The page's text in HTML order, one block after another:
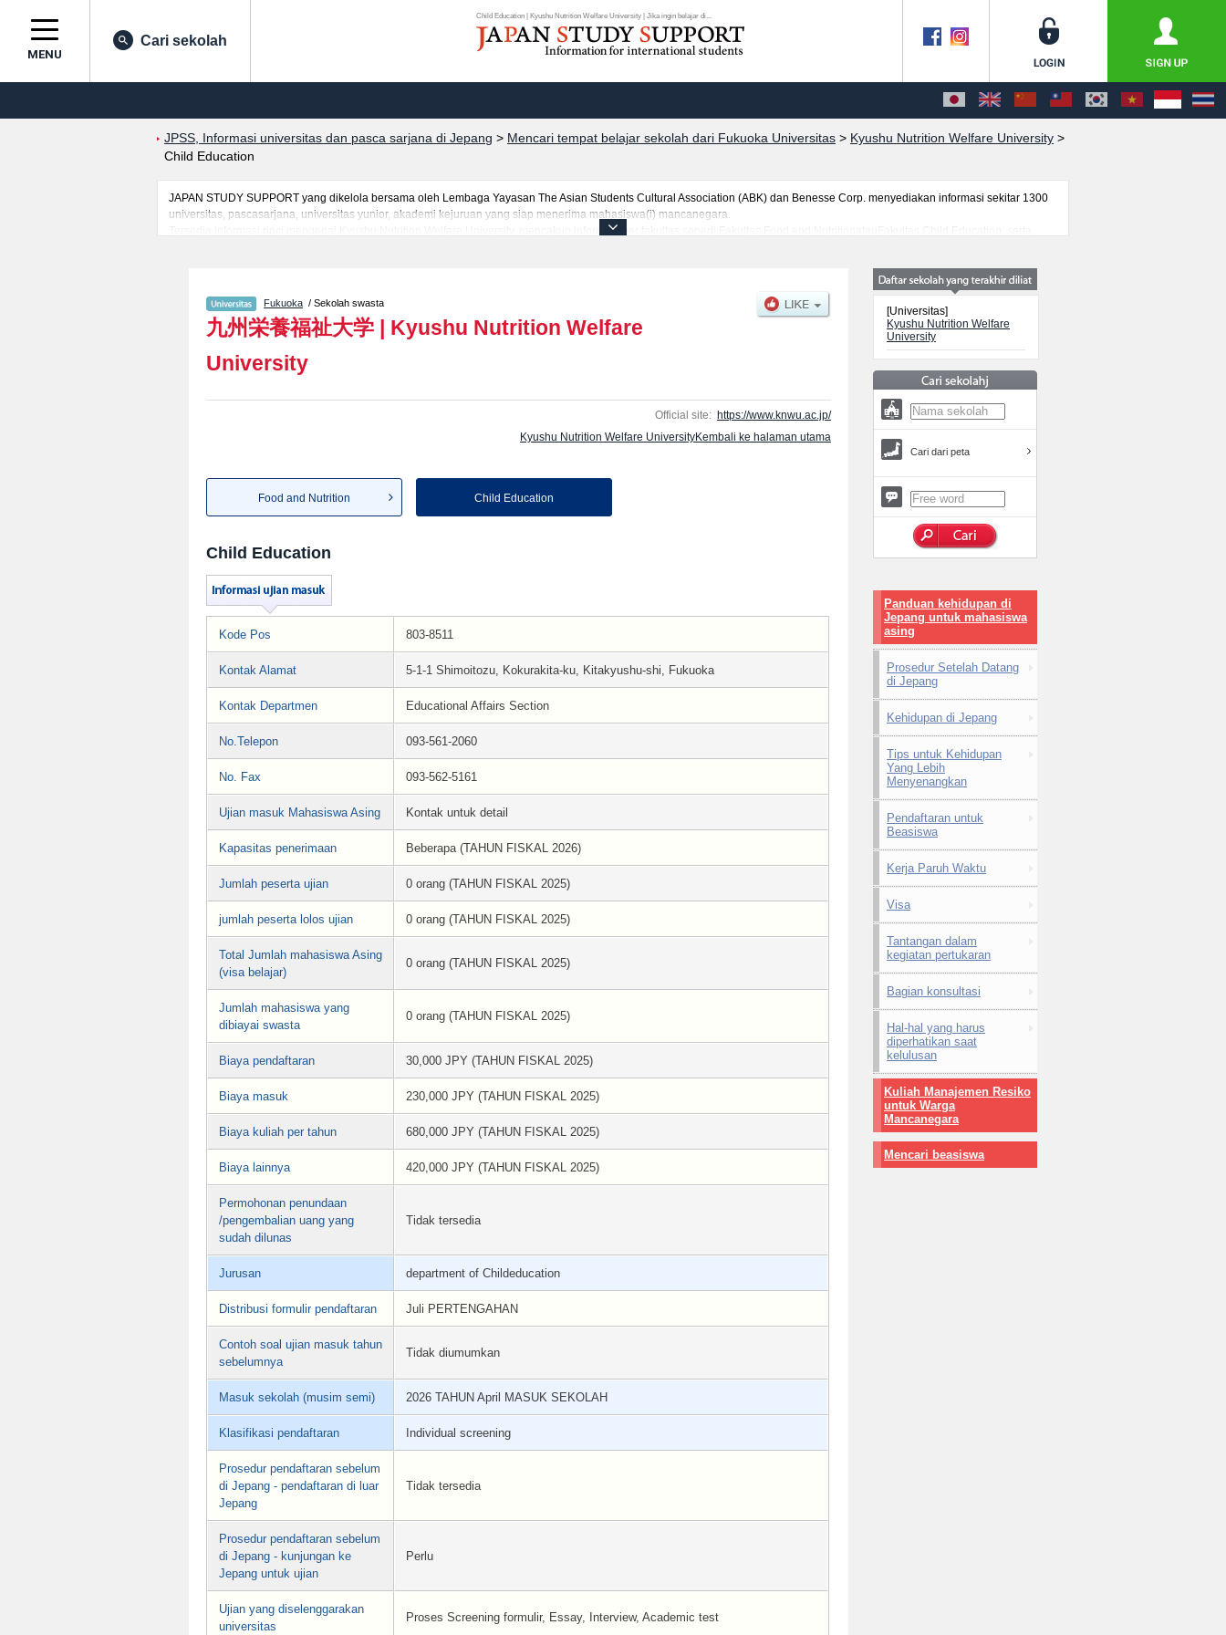
Child Education | Kyushu Nutrition Welfare University | Jika ingin belajar di...
MENU
Cari sekolah
JPSS, Informasi universitas dan pasca sarjana di Jepang > Mencari tempat belajar sekolah dari Fukuoka Universitas > Kyushu Nutrition Welfare University >
Child Education
JAPAN STUDY SUPPORT yang dikelola bersama oleh Lembaga Yayasan The Asian Students Cultural Association (ABK) dan Benesse Corp. menyediakan informasi sekitar 1300
universitas, pascasarjana, universitas yunior, akademi kejuruan yang siap menerima mahasiswa(i) mancanegara.
Tersedia informasi rinci mengenai Kyushu Nutrition Welfare University, mencakup informasi per fakultas seperti Fakultas Food and NutritionatauFakultas Child Education, serta
Fukuoka / Sekolah swasta
九州栄養福祉大学 | Kyushu Nutrition Welfare
University
Official site: https://www.knwu.ac.jp/
Kyushu Nutrition Welfare UniversityKembali ke halaman utama
Food and Nutrition Child Education
Child Education
Kode Pos 803-8511
Kontak Alamat 5-1-1 Shimoitozu, Kokurakita-ku, Kitakyushu-shi, Fukuoka
Kontak Departmen Educational Affairs Section
No.Telepon 093-561-2060
No. Fax 093-562-5161
Ujian masuk Mahasiswa Asing Kontak untuk detail
Kapasitas penerimaan Beberapa (TAHUN FISKAL 2026)
Jumlah peserta ujian 0 orang (TAHUN FISKAL 2025)
jumlah peserta lolos ujian 0 orang (TAHUN FISKAL 2025)
Total Jumlah mahasiswa Asing
(visa belajar)
0 orang (TAHUN FISKAL 2025)
Jumlah mahasiswa yang
dibiayai swasta
0 orang (TAHUN FISKAL 2025)
Biaya pendaftaran 30,000 JPY (TAHUN FISKAL 2025)
Biaya masuk 230,000 JPY (TAHUN FISKAL 2025)
Biaya kuliah per tahun 680,000 JPY (TAHUN FISKAL 2025)
Biaya lainnya 420,000 JPY (TAHUN FISKAL 2025)
Permohonan penundaan
/pengembalian uang yang
sudah dilunas
Tidak tersedia
Jurusan department of Childeducation
Distribusi formulir pendaftaran Juli PERTENGAHAN
Contoh soal ujian masuk tahun
sebelumnya
Tidak diumumkan
Masuk sekolah (musim semi) 2026 TAHUN April MASUK SEKOLAH
Klasifikasi pendaftaran Individual screening
Prosedur pendaftaran sebelum
di Jepang - pendaftaran di luar
Jepang
Tidak tersedia
Prosedur pendaftaran sebelum
di Jepang - kunjungan ke
Jepang untuk ujian
Perlu
Ujian yang diselenggarakan
universitas
Proses Screening formulir, Essay, Interview, Academic test
[Universitas]
Kyushu Nutrition Welfare
University
Cari dari peta
Panduan kehidupan di
Jepang untuk mahasiswa
asing
Prosedur Setelah Datang
di Jepang
Kehidupan di Jepang
Tips untuk Kehidupan
Yang Lebih
Menyenangkan
Pendaftaran untuk
Beasiswa
Kerja Paruh Waktu
Visa
Tantangan dalam
kegiatan pertukaran
Bagian konsultasi
Hal-hal yang harus
diperhatikan saat
kelulusan
Kuliah Manajemen Resiko
untuk Warga
Mancanegara
Mencari beasiswa